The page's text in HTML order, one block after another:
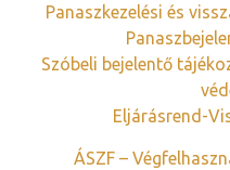
Panaszkezelési és
Szóbeli bejelentő
Eljárásrend-
ÁSZF –